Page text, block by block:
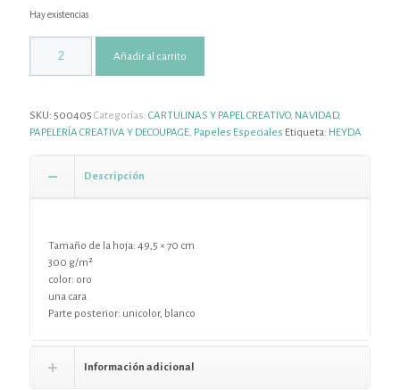
Hay existencias
Añadir al carrito
SKU: 500405 Categorías: CARTULINAS Y PAPEL CREATIVO, NAVIDAD,
PAPELERÍA CREATIVA Y DECOUPAGE Papeles Especiales Etiqueta: HEYDA
Descripción
Tamaño de la hoja: 49,5 × 70 cm
300 g/m²
color: oro
una cara
Parte posterior: unicolor, blanco
Información adicional